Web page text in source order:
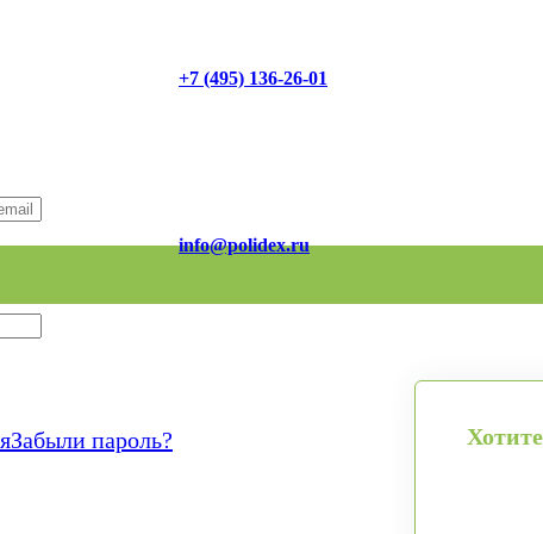
+7 (495) 136-26-01
info@polidex.ru
Забыли пароль?